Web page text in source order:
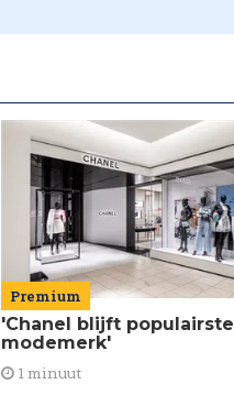
Premium
'Chanel blijft populairste
modemerk'
1 minuut